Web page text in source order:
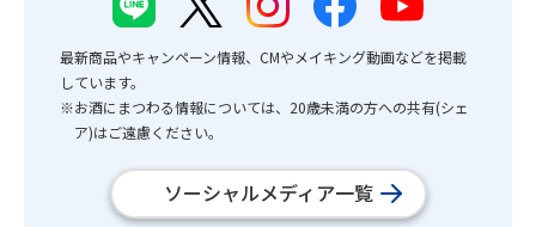
最新商品やキャンペーン情報、CMやメイキング動画などを掲載
しています。
※お酒にまつわる情報については、20歳未満の方への共有(シェ
ア)はご遠慮ください。
ソーシャルメディア一覧